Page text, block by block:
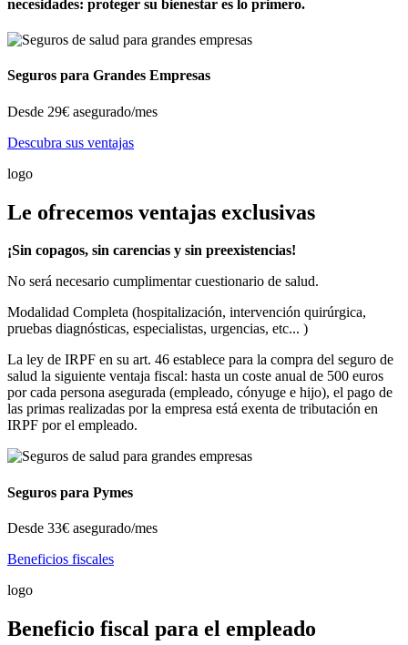
necesidades: proteger su bienestar es lo primero.
Seguros para Grandes Empresas
Desde 29€ asegurado/mes
Descubra sus ventajas
logo
Le ofrecemos ventajas exclusivas
¡Sin copagos, sin carencias y sin preexistencias!
No será necesario cumplimentar cuestionario de salud.
Modalidad Completa (hospitalización, intervención quirúrgica,
pruebas diagnósticas, especialistas, urgencias, etc... )
La ley de IRPF en su art. 46 establece para la compra del seguro de
salud la siguiente ventaja fiscal: hasta un coste anual de 500 euros
por cada persona asegurada (empleado, cónyuge e hijo), el pago de
las primas realizadas por la empresa está exenta de tributación en
IRPF por el empleado.
Seguros para Pymes
Desde 33€ asegurado/mes
Beneficios fiscales
logo
Beneficio fiscal para el empleado